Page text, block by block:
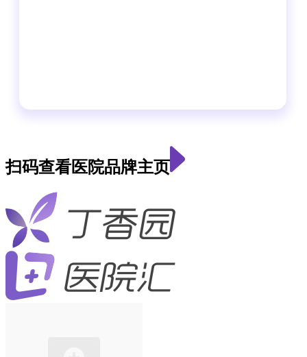
扫码查看医院品牌主页